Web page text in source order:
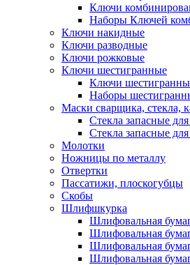
Ключи
Наборы Ключей
Ключи накидные
Ключи разводные
Ключи рожковые
Ключи шестигранные
Ключи
Наборы
Маски сварщика, стекла,
Стекла запасные
Стекла запасные
Молотки
Ножницы по металлу
Отвертки
Пассатижи, плоскогубцы
Скобы
Шлифшкурка
Шлифовальная
Шлифовальная
Шлифовальная
Шлифовальная